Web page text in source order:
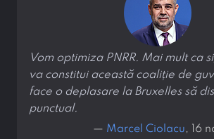
Vom optimiza PNRR. Mai mult ca
va constitui această coaliție de
face o deplasare la Bruxelles să
punctual.
— Marcel Ciolacu, 16